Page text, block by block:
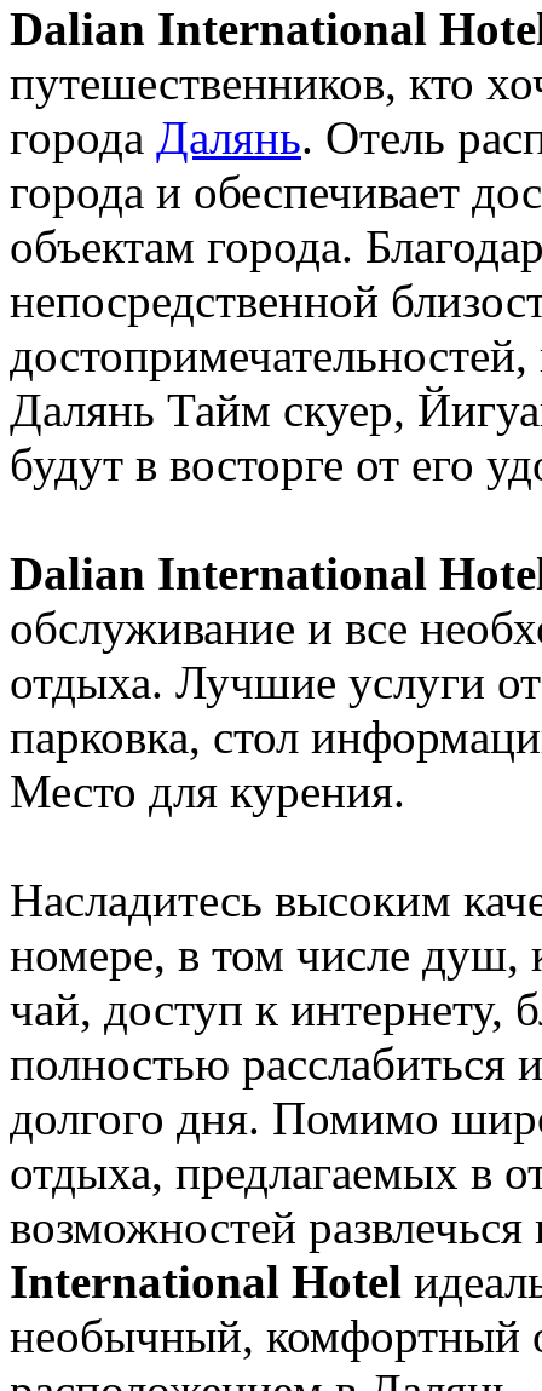
Dalian International
путешественников, кто
города Далянь. Отель
города и обеспечивает
объектам города.
непосредственной
Далянь Тайм скуер,
будут в восторге от его
Dalian International
обслуживание и все
отдыха. Лучшие услуги
парковка, стол
Место для курения.
Насладитесь высоким
номере, в том числе душ,
чай, доступ к интернету,
полностью расслабиться
долгого дня. Помимо
отдыха, предлагаемых в
возможностей
International Hotel
необычный, комфортный